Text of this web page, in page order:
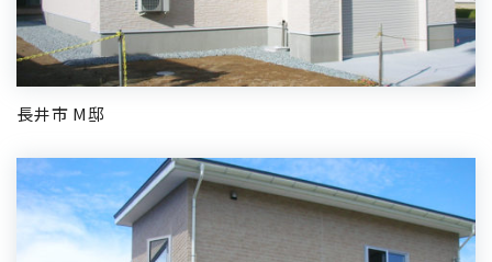
長井市 M邸